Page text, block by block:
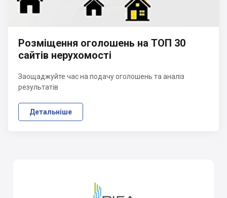
Розміщення оголошень на ТОП 30
сайтів нерухомості
Заощаджуйте час на подачу оголошень та аналіз
результатів
Детальніше